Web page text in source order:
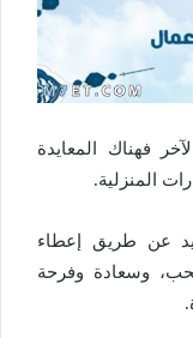
فهناك المعايدة
المنزلية.
عن طريق إعطاء
وسعادة وفرحة